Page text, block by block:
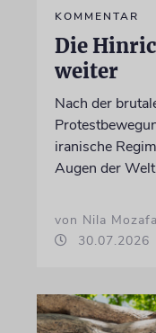
KOMMENTAR
Die
weiter
Nach der
iranische
Augen der
von Nila
30.07.2026